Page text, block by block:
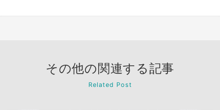
その他の関連する記事
Related Post